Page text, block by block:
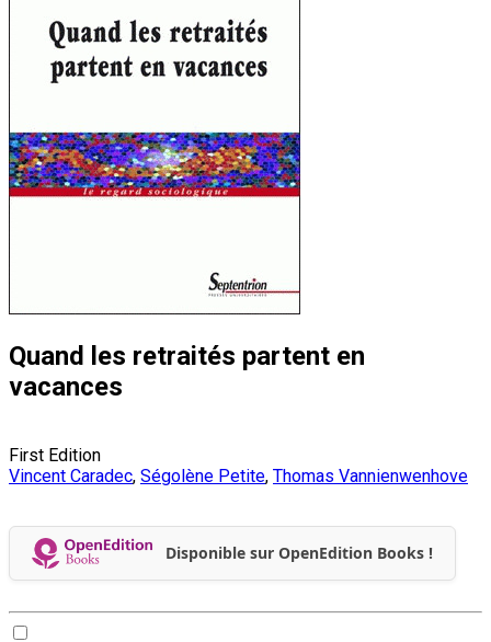
Quand les retraités partent en
vacances
First Edition
Vincent Caradec, Ségolène Petite, Thomas Vannienwenhove
Disponible sur OpenEdition Books !